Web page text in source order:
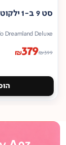
סט 9 ב-1 ילקוט אורתופדי+עגלה
Dreamland Deluxe
₪399
₪379